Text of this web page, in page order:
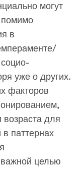
могут
помимо
в
уже о других.
факторов
для
паттернах
целью